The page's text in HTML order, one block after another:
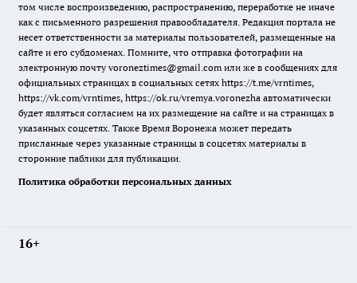
том числе воспроизведению, распространению, переработке не иначе
как с письменного разрешения правообладателя. Редакция портала не
несет ответственности за материалы пользователей, размещенные на
сайте и его субдоменах. Помните, что отправка фотографии на
электронную почту voroneztimes@gmail.com или же в сообщениях для
официальных страницах в социальных сетях https://t.me/vrntimes,
https://vk.com/vrntimes, https://ok.ru/vremya.voronezha автоматически
будет являться согласием на их размещение на сайте и на страницах в
указанных соцсетях. Также Время Воронежа может передать
присланные через указанные страницы в соцсетях материалы в
сторонние паблики для публикации.
Политика обработки персональных данных
16+